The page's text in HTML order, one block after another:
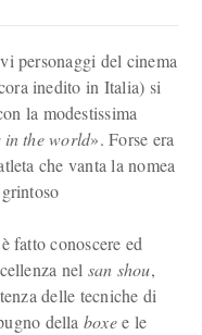
personaggi del cinema
inedito in Italia) si
la modestissima
in the world». Forse era
che vanta la nomea
fatto conoscere ed
nel san shou,
delle tecniche di
della boxee le